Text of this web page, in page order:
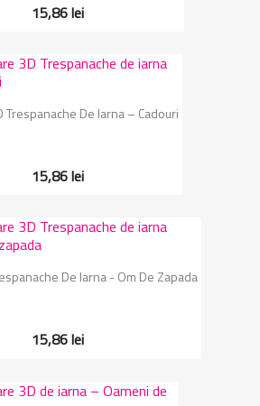
15,86 lei
Trespanache De Iarna – Cadouri
15,86 lei
De Iarna - Om De Zapada
15,86 lei